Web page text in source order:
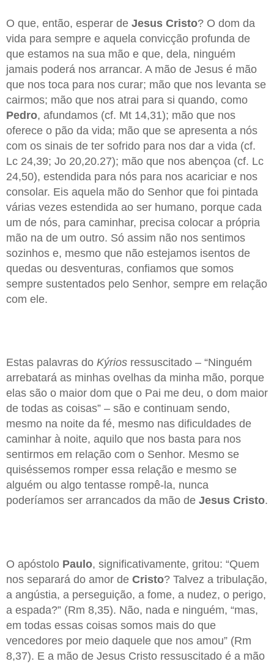
O que, então, esperar de Jesus Cristo? O dom da
vida para sempre e aquela convicção profunda de
que estamos na sua mão e que, dela, ninguém
jamais poderá nos arrancar. A mão de Jesus é mão
que nos toca para nos curar; mão que nos levanta se
cairmos; mão que nos atrai para si quando, como
Pedro, afundamos (cf. Mt 14,31); mão que nos
oferece o pão da vida; mão que se apresenta a nós
com os sinais de ter sofrido para nos dar a vida (cf.
Lc 24,39; Jo 20,20.27); mão que nos abençoa (cf. Lc
24,50), estendida para nós para nos acariciar e nos
consolar. Eis aquela mão do Senhor que foi pintada
várias vezes estendida ao ser humano, porque cada
um de nós, para caminhar, precisa colocar a própria
mão na de um outro. Só assim não nos sentimos
sozinhos e, mesmo que não estejamos isentos de
quedas ou desventuras, confiamos que somos
sempre sustentados pelo Senhor, sempre em relação
com ele.
Estas palavras do Kýrios ressuscitado – “Ninguém
arrebatará as minhas ovelhas da minha mão, porque
elas são o maior dom que o Pai me deu, o dom maior
de todas as coisas” – são e continuam sendo,
mesmo na noite da fé, mesmo nas dificuldades de
caminhar à noite, aquilo que nos basta para nos
sentirmos em relação com o Senhor. Mesmo se
quiséssemos romper essa relação e mesmo se
alguém ou algo tentasse rompê-la, nunca
poderíamos ser arrancados da mão de Jesus Cristo.
O apóstolo Paulo, significativamente, gritou: “Quem
nos separará do amor de Cristo? Talvez a tribulação,
a angústia, a perseguição, a fome, a nudez, o perigo,
a espada?” (Rm 8,35). Não, nada e ninguém, “mas,
em todas essas coisas somos mais do que
vencedores por meio daquele que nos amou” (Rm
8,37). E a mão de Jesus Cristo ressuscitado é a mão